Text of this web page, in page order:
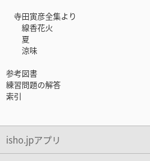
寺田寅彦全集より
線香花火
夏
涼味
参考図書
練習問題の解答
索引
isho.jpアプリ